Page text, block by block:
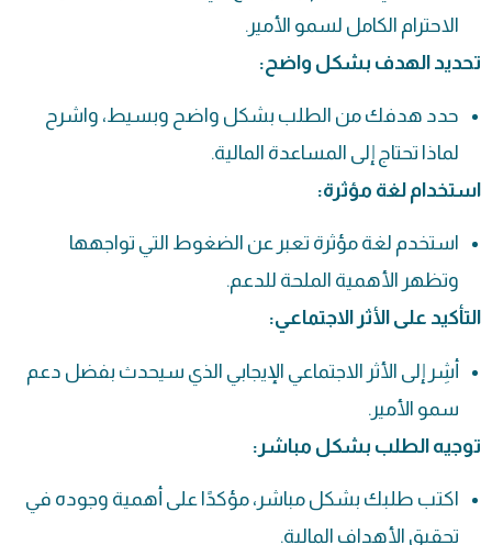
الاحترام الكامل لسمو الأمير.
تحديد الهدف بشكل واضح:
حدد هدفك من الطلب بشكل واضح وبسيط، واشرح
لماذا تحتاج إلى المساعدة المالية.
استخدام لغة مؤثرة:
استخدم لغة مؤثرة تعبر عن الضغوط التي تواجهها
وتظهر الأهمية الملحة للدعم.
التأكيد على الأثر الاجتماعي:
أشِر إلى الأثر الاجتماعي الإيجابي الذي سيحدث بفضل دعم
سمو الأمير.
توجيه الطلب بشكل مباشر:
اكتب طلبك بشكل مباشر، مؤكدًا على أهمية وجوده في
تحقيق الأهداف المالية.